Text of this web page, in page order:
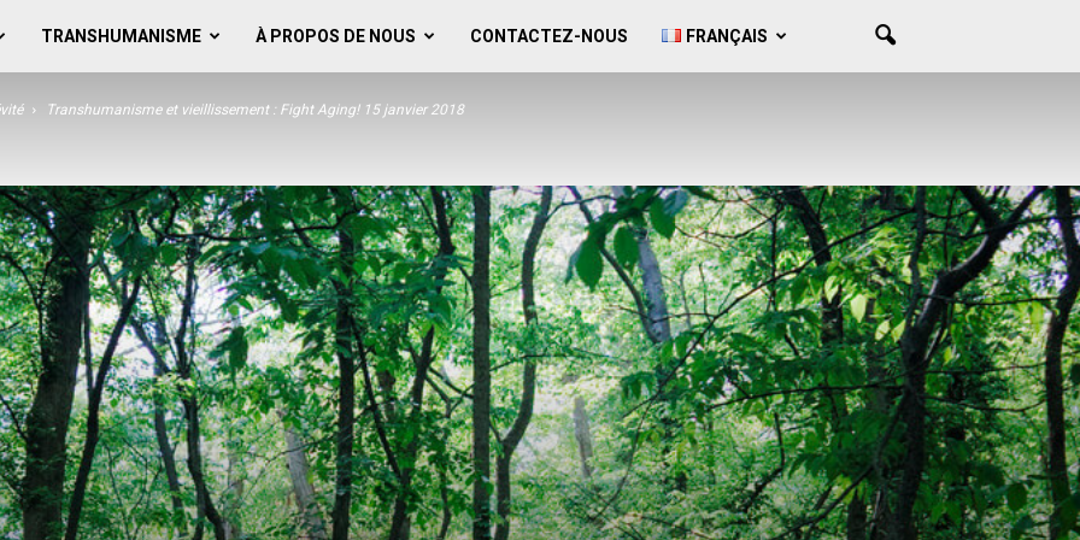
TRANSHUMANISME À PROPOS DE NOUS CONTACTEZ-NOUS FRANÇAIS
Transhumanisme et vieillissement : Fight Aging! 15 janvier 2018